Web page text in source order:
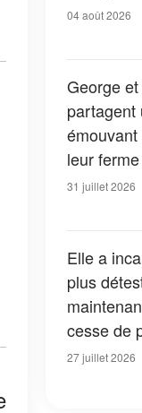
04 août 2026
George
partagent
leur
des feux
31 juillet 2026
Elle a
plus
cesse de
apparition
27 juillet 2026